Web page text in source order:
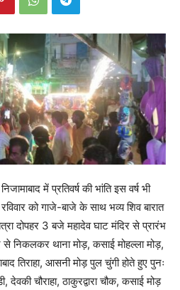
में प्रतिवर्ष की भांति इस वर्ष भी
को गाजे-बाजे के साथ भव्य शिव बारात
दोपहर 3 बजे महादेव घाट मंदिर से प्रारंभ
से निकलकर थाना मोड़, कसाई मोहल्ला मोड़,
तिराहा, आसनी मोड़ पुल चुंगी होते हुए पुनः
देवकी चौराहा, ठाकुरद्वारा चौक, कसाई मोड़